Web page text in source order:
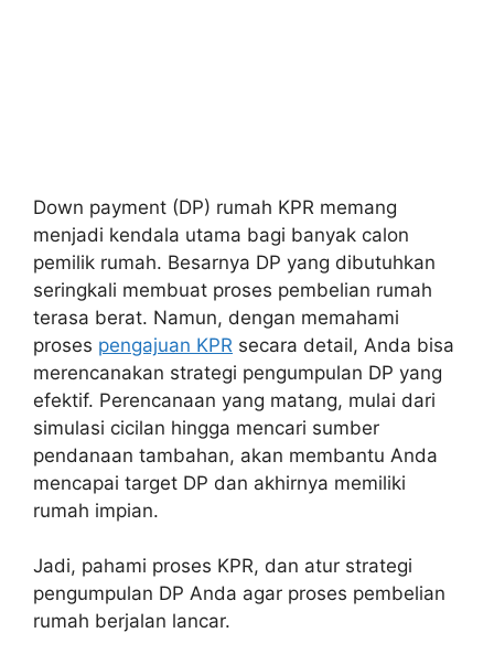
Down payment (DP) rumah KPR memang
menjadi kendala utama bagi banyak calon
pemilik rumah. Besarnya DP yang dibutuhkan
seringkali membuat proses pembelian rumah
terasa berat. Namun, dengan memahami
proses pengajuan KPR secara detail, Anda bisa
merencanakan strategi pengumpulan DP yang
efektif. Perencanaan yang matang, mulai dari
simulasi cicilan hingga mencari sumber
pendanaan tambahan, akan membantu Anda
mencapai target DP dan akhirnya memiliki
rumah impian.
Jadi, pahami proses KPR, dan atur strategi
pengumpulan DP Anda agar proses pembelian
rumah berjalan lancar.